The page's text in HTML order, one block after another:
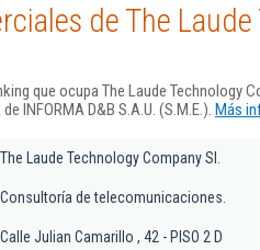
de The
que ocupa The Laude Technology
INFORMA D&B S.A.U. (S.M.E.). Más
The Laude Technology Company Sl.
Consultoría de telecomunicaciones.
Calle Julian Camarillo , 42 - PISO 2 D